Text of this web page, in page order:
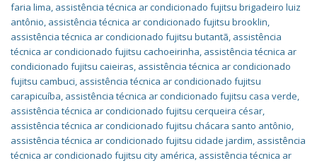
faria lima, assistência técnica ar condicionado fujitsu brigadeiro luiz
antônio, assistência técnica ar condicionado fujitsu brooklin,
assistência técnica ar condicionado fujitsu butantã, assistência
técnica ar condicionado fujitsu cachoeirinha, assistência técnica ar
condicionado fujitsu caieiras, assistência técnica ar condicionado
fujitsu cambuci, assistência técnica ar condicionado fujitsu
carapicuíba, assistência técnica ar condicionado fujitsu casa verde,
assistência técnica ar condicionado fujitsu cerqueira césar,
assistência técnica ar condicionado fujitsu chácara santo antônio,
assistência técnica ar condicionado fujitsu cidade jardim, assistência
técnica ar condicionado fujitsu city américa, assistência técnica ar